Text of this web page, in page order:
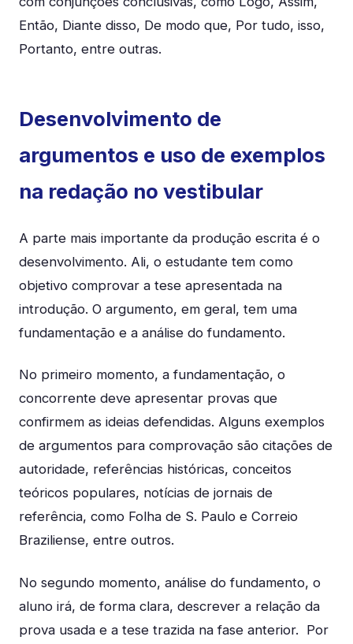
Então, Diante disso, De modo que, Por tudo, isso,
Portanto, entre outras.
Desenvolvimento de
argumentos e uso de exemplos
na redação no vestibular
A parte mais importante da produção escrita é o
desenvolvimento. Ali, o estudante tem como
objetivo comprovar a tese apresentada na
introdução. O argumento, em geral, tem uma
fundamentação e a análise do fundamento.
No primeiro momento, a fundamentação, o
concorrente deve apresentar provas que
confirmem as ideias defendidas. Alguns exemplos
de argumentos para comprovação são citações de
autoridade, referências históricas, conceitos
teóricos populares, notícias de jornais de
referência, como Folha de S. Paulo e Correio
Braziliense, entre outros.
No segundo momento, análise do fundamento, o
aluno irá, de forma clara, descrever a relação da
prova usada e a tese trazida na fase anterior. Por